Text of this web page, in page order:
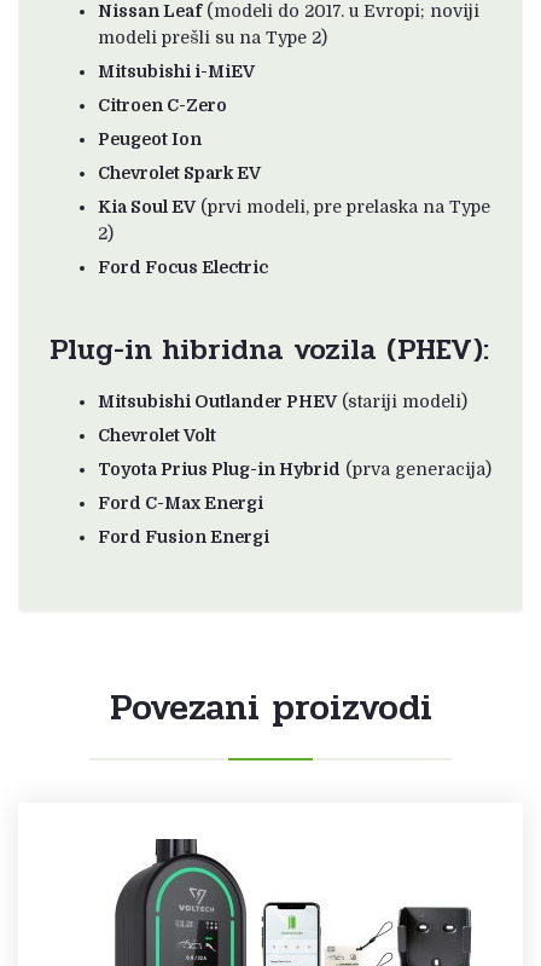
Nissan Leaf(modeli do 2017. u Evropi; noviji
modeli prešli su na Type 2)
Mitsubishi i-MiEV
Citroen C-Zero
Peugeot Ion
Chevrolet Spark EV
Kia Soul EV(prvi modeli, pre prelaska na Type
2)
Ford Focus Electric
Plug-in hibridna vozila (PHEV):
Mitsubishi Outlander PHEV(stariji modeli)
Chevrolet Volt
Toyota Prius Plug-in Hybrid (prva generacija)
Ford C-Max Energi
Ford Fusion Energi
Povezani proizvodi